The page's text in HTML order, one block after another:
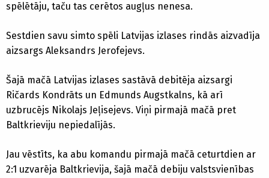
spēlētāju, taču tas cerētos augļus nenesa.
Sestdien savu simto spēli Latvijas izlases rindās aizvadīja
aizsargs Aleksandrs Jerofejevs.
Šajā mačā Latvijas izlases sastāvā debitēja aizsargi
Ričards Kondrāts un Edmunds Augstkalns, kā arī
uzbrucējs Nikolajs Jeļisejevs. Viņi pirmajā mačā pret
Baltkrieviju nepiedalījās.
Jau vēstīts, ka abu komandu pirmajā mačā ceturtdien ar
2:1 uzvarēja Baltkrievija, šajā mačā debiju valstsvienības